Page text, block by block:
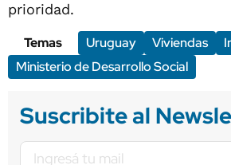
prioridad.
Temas
Uruguay Viviendas
Ministerio de Desarrollo Social
Suscribite al